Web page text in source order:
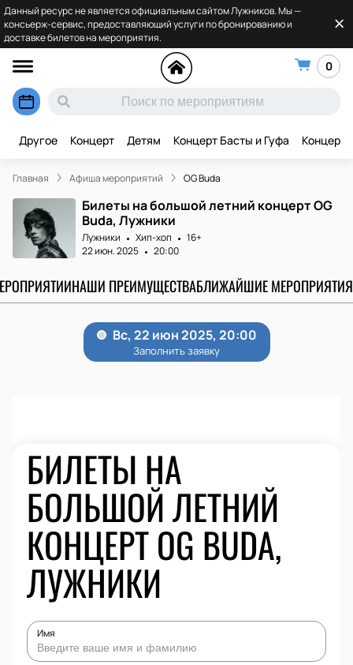
Данный ресурс не является официальным сайтом Лужников. Мы —
консьерж-сервис, предоставляющий услуги по бронированию и
доставке билетов на мероприятия.
0
Другое Концерт Детям Концерт Басты и Гуфа Концерт
Главная Афиша мероприятий OG Buda
Билеты на большой летний концерт OG
Buda, Лужники
Лужники Хип-хоп
16+
22 июн. 2025
20:00
НАШИ ПРЕИМУЩЕСТВАБЛИЖАЙШИЕ МЕРОПРИЯТИЯ
БИЛЕТЫ НА
БОЛЬШОЙ ЛЕТНИЙ
КОНЦЕРТ OG BUDA,
ЛУЖНИКИ
Имя